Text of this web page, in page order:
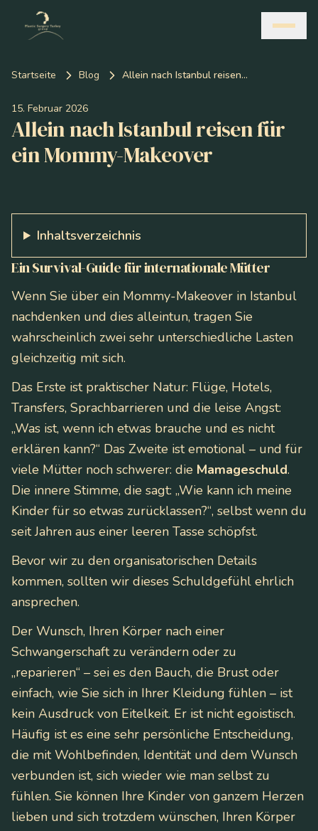
Startseite Blog Allein nach Istanbul reisen für ein Mommy-Makeover
15. Februar 2026
Allein nach Istanbul reisen für
ein Mommy-Makeover
Inhaltsverzeichnis
Ein Survival-Guide für internationale Mütter
Wenn Sie über ein Mommy-Makeover in Istanbul
nachdenken und dies alleintun, tragen Sie
wahrscheinlich zwei sehr unterschiedliche Lasten
gleichzeitig mit sich.
Das Erste ist praktischer Natur: Flüge, Hotels,
Transfers, Sprachbarrieren und die leise Angst:
„Was ist, wenn ich etwas brauche und es nicht
erklären kann?“ Das Zweite ist emotional – und für
viele Mütter noch schwerer: die Mamageschuld.
Die innere Stimme, die sagt: „Wie kann ich meine
Kinder für so etwas zurücklassen?“, selbst wenn du
seit Jahren aus einer leeren Tasse schöpfst.
Bevor wir zu den organisatorischen Details
kommen, sollten wir dieses Schuldgefühl ehrlich
ansprechen.
Der Wunsch, Ihren Körper nach einer
Schwangerschaft zu verändern oder zu
„reparieren“ – sei es den Bauch, die Brust oder
einfach, wie Sie sich in Ihrer Kleidung fühlen – ist
kein Ausdruck von Eitelkeit. Er ist nicht egoistisch.
Häufig ist es eine sehr persönliche Entscheidung,
die mit Wohlbefinden, Identität und dem Wunsch
verbunden ist, sich wieder wie man selbst zu
fühlen. Sie können Ihre Kinder von ganzem Herzen
lieben und sich trotzdem wünschen, Ihren Körper